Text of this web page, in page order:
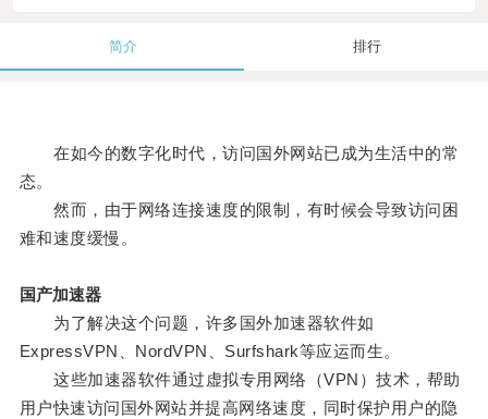
简介 排行
在如今的数字化时代，访问国外网站已成为生活中的常
态。
然而，由于网络连接速度的限制，有时候会导致访问困
难和速度缓慢。
国产加速器
为了解决这个问题，许多国外加速器软件如
ExpressVPN、NordVPN、Surfshark等应运而生。
这些加速器软件通过虚拟专用网络（VPN）技术，帮助
用户快速访问国外网站并提高网络速度，同时保护用户的隐